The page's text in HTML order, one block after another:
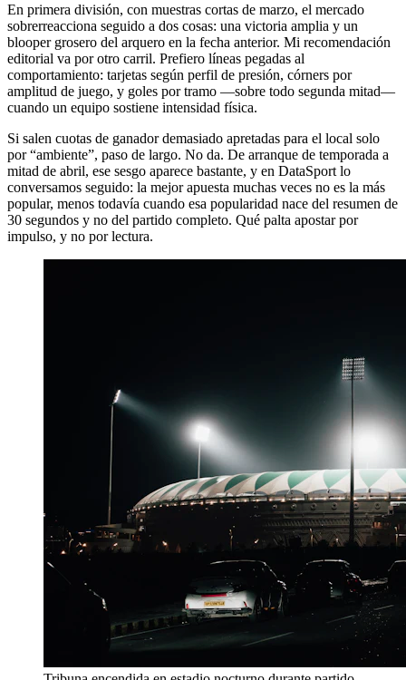
En primera división, con muestras cortas de marzo, el mercado
sobrerreacciona seguido a dos cosas: una victoria amplia y un
blooper grosero del arquero en la fecha anterior. Mi recomendación
editorial va por otro carril. Prefiero líneas pegadas al
comportamiento: tarjetas según perfil de presión, córners por
amplitud de juego, y goles por tramo —sobre todo segunda mitad—
cuando un equipo sostiene intensidad física.
Si salen cuotas de ganador demasiado apretadas para el local solo
por “ambiente”, paso de largo. No da. De arranque de temporada a
mitad de abril, ese sesgo aparece bastante, y en DataSport lo
conversamos seguido: la mejor apuesta muchas veces no es la más
popular, menos todavía cuando esa popularidad nace del resumen de
30 segundos y no del partido completo. Qué palta apostar por
impulso, y no por lectura.